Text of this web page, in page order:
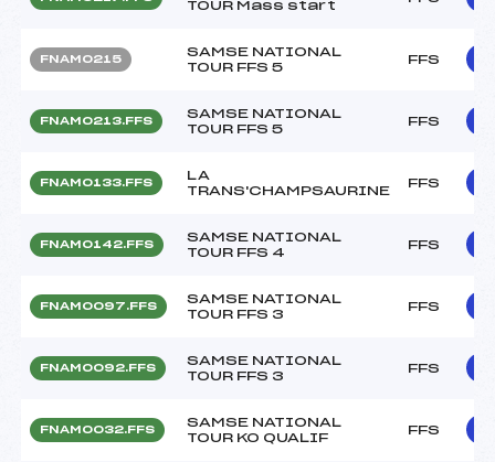
TOUR Mass start
FNAM0215
SAMSE NATIONAL
TOUR FFS 5
FFS
FNAM0213.FFS
SAMSE NATIONAL
TOUR FFS 5
FFS
FNAM0133.FFS
LA
TRANS'CHAMPSAURINE
FFS
FNAM0142.FFS
SAMSE NATIONAL
TOUR FFS 4
FFS
FNAM0097.FFS
SAMSE NATIONAL
TOUR FFS 3
FFS
FNAM0092.FFS
SAMSE NATIONAL
TOUR FFS 3
FFS
FNAM0032.FFS
SAMSE NATIONAL
TOUR KO QUALIF
FFS